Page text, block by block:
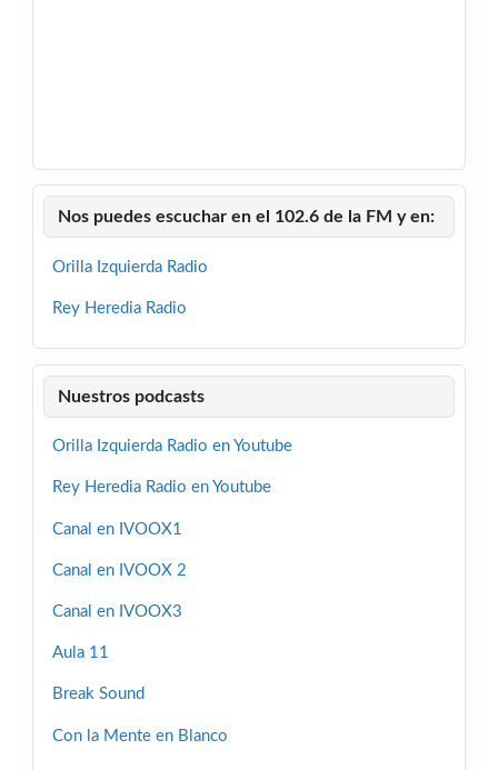
Nos puedes escuchar en el 102.6 de la FM y en:
Orilla Izquierda Radio
Rey Heredia Radio
Nuestros podcasts
Orilla Izquierda Radio en Youtube
Rey Heredia Radio en Youtube
Canal en IVOOX1
Canal en IVOOX 2
Canal en IVOOX3
Aula 11
Break Sound
Con la Mente en Blanco